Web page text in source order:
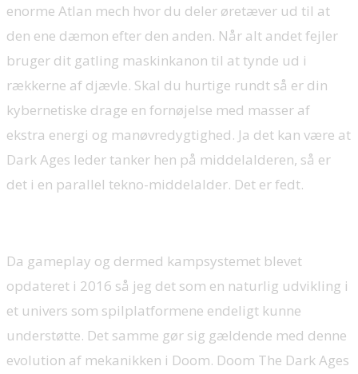
enorme Atlan mech hvor du deler øretæver ud til at
den ene dæmon efter den anden. Når alt andet fejler
bruger dit gatling maskinkanon til at tynde ud i
rækkerne af djævle. Skal du hurtige rundt så er din
kybernetiske drage en fornøjelse med masser af
ekstra energi og manøvredygtighed. Ja det kan være at
Dark Ages leder tanker hen på middelalderen, så er
det i en parallel tekno-middelalder. Det er fedt.
Da gameplay og dermed kampsystemet blevet
opdateret i 2016 så jeg det som en naturlig udvikling i
et univers som spilplatformene endeligt kunne
understøtte. Det samme gør sig gældende med denne
evolution af mekanikken i Doom. Doom The Dark Ages